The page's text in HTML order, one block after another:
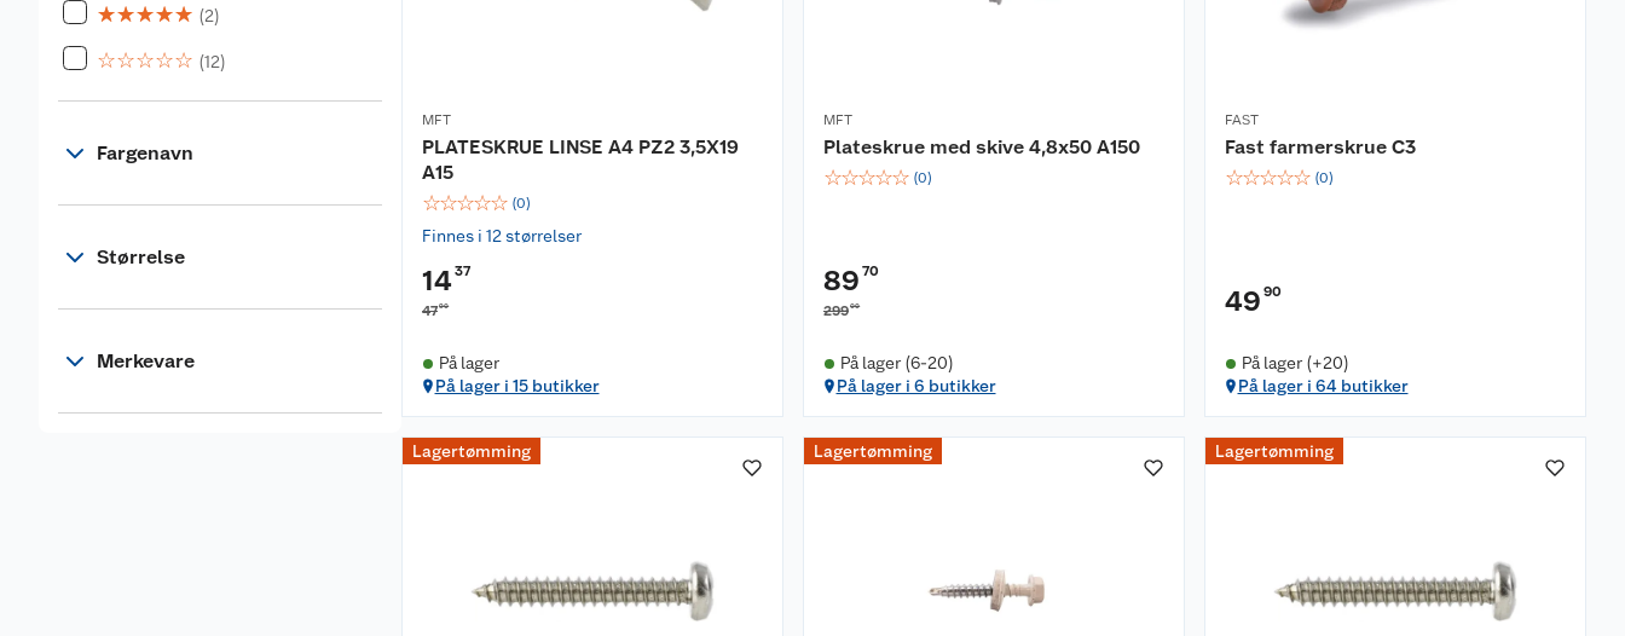
☆☆☆☆☆ (2)
☆☆☆☆☆ (12)
Fargenavn
Størrelse
Merkevare
MFT
PLATESKRUE LINSE A4 PZ2 3,5X19
A15
☆☆☆☆☆ (0)
Finnes i 12 størrelser
1437
4790
På lager
På lager i 15 butikker
MFT
Plateskrue med skive 4,8x50 A150
☆☆☆☆☆ (0)
89 70
29900
På lager (6-20)
På lager i 6 butikker
FAST
Fast farmerskrue C3
☆☆☆☆☆ (0)
49 90
På lager (+20)
På lager i 64 butikker
Lagertømming Lagertømming Lagertømming